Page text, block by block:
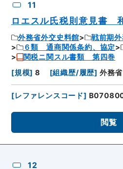
11
ロエスル氏税則意見書
外務省外交史料館 戦前期
６類 通商関係条約、協定
関税ニ関スル書類 第四巻
[規模] 8 [組織歴/履歴] 外務省
[レファレンスコード]
閲覧
12